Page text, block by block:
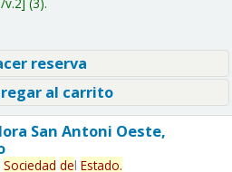
reserva
al carrito
San Antoni Oeste,
Sociedad del Estado.